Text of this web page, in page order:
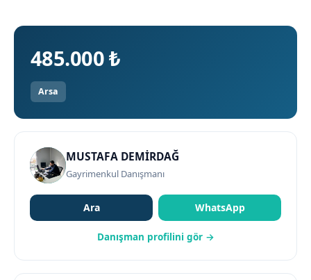
485.000 ₺
Arsa
MUSTAFA DEMİRDAĞ
Gayrimenkul Danışmanı
Ara WhatsApp
Danışman profilini gör →